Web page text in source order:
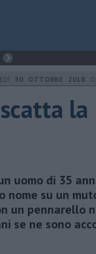
30 OTTOBRE 2018
la
uomo di 35
nome su un
un pennarello
se ne sono